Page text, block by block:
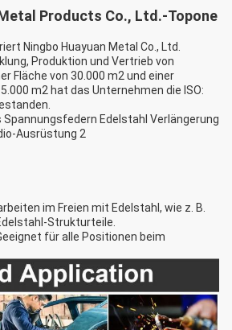
Products Co., Ltd.-Topone
Ningbo Huayuan Metal Co., Ltd.
Produktion und Vertrieb von
Fläche von 30.000 m2 und einer
m2 hat das Unternehmen die ISO:
im Freien mit Edelstahl, wie z. B.
Strukturteile.
für alle Positionen beim